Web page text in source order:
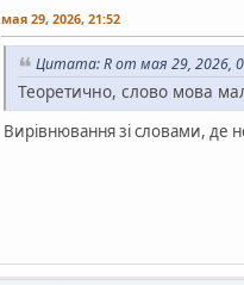
мая 29, 2026, 21:52
Цитата: R от мая 29, 2026,
Теоретично, слово мова
Вирівнювання зі словами,